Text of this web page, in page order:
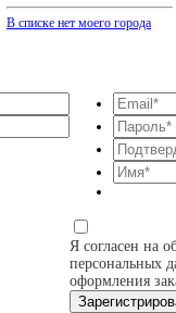
В списке нет моего города
Я согласен на
персональных
оформления